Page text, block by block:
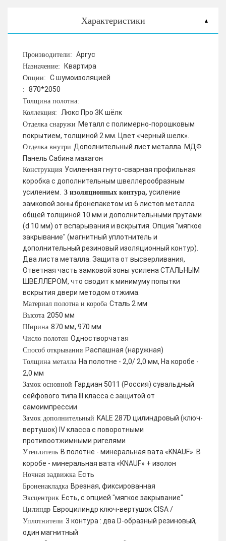
Характеристики
Производители: Аргус
Назначение: Квартира
Опции: С шумоизоляцией
: 870*2050
Толщина полотна:
Коллекция:
Люкс Про 3К шёлк
Отделка снаружи Металл с полимерно-порошковым
покрытием, толщиной 2 мм. Цвет «черный шелк».
Отделка внутри Дополнительный лист металла. МДФ
Панель Сабина махагон
Конструкция Усиленная гнуто-сварная профильная
коробка с дополнительным швеллерообразным
усилением. 3 изоляционных контура, усиление
замковой зоны бронепакетом из 6 листов металла
общей толщиной 10 мм и дополнительными прутами
(d 10 мм) от вспарывания и вскрытия. Опция "мягкое
закрывание" (магнитный уплотнитель и
дополнительный резиновый изоляционный контур).
Два листа металла. Защита от высверливания,
Ответная часть замковой зоны усилена СТАЛЬНЫМ
ШВЕЛЛЕРОМ, что сводит к минимуму попытки
вскрытия двери методом отжима.
Материал полотна и короба Сталь 2 мм
Высота 2050 мм
Ширина 870 мм, 970 мм
Число полотен Одностворчатая
Способ открывания Распашная (наружная)
Толщина металла На полотне - 2,0/ 2,0 мм, На коробе -
2,0 мм
Замок основной Гардиан 5011 (Россия) сувальдный
сейфового типа III класса с защитой от
самоимпрессии
Замок дополнительный KALE 287D цилиндровый (ключ-
вертушок) IV класса с поворотными
противоотжимными ригелями
Утеплитель В полотне - минеральная вата «KNAUF». В
коробе - минеральная вата «KNAUF» + изолон
Ночная задвижка Есть
Броненакладка Врезная, фиксированная
Эксцентрик Есть, с опцией "мягкое закрывание"
Цилиндр Евроцилиндр ключ-вертушок CISA /
Уплотнители 3 контура : два D-образный резиновый,
один магнитный